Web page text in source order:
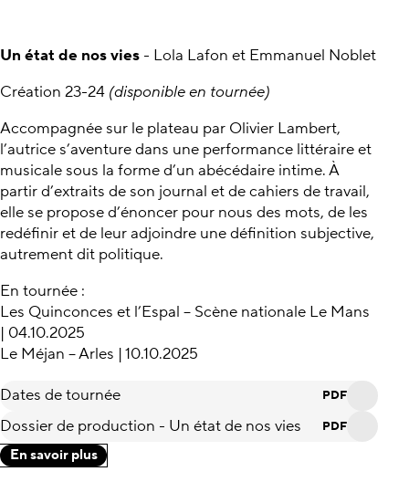
Un état de nos vies - Lola Lafon et Emmanuel Noblet
Création 23-24 (disponible en tournée)
Accompagnée sur le plateau par Olivier Lambert,
l’autrice s’aventure dans une performance littéraire et
musicale sous la forme d’un abécédaire intime. À
partir d’extraits de son journal et de cahiers de travail,
elle se propose d’énoncer pour nous des mots, de les
redéfinir et de leur adjoindre une définition subjective,
autrement dit politique.
En tournée :
Les Quinconces et l’Espal – Scène nationale Le Mans
| 04.10.2025
Le Méjan – Arles | 10.10.2025
Dates de tournée PDF
Dossier de production - Un état de nos vies PDF
En savoir plus